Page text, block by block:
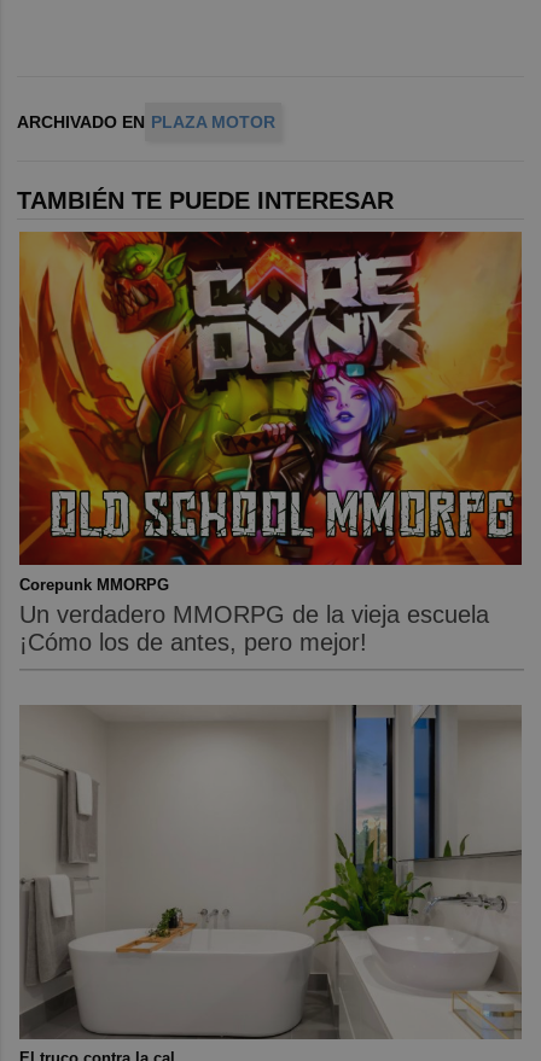
ARCHIVADO EN PLAZA MOTOR
TAMBIÉN TE PUEDE INTERESAR
Corepunk MMORPG
Un verdadero MMORPG de la vieja escuela
¡Cómo los de antes, pero mejor!